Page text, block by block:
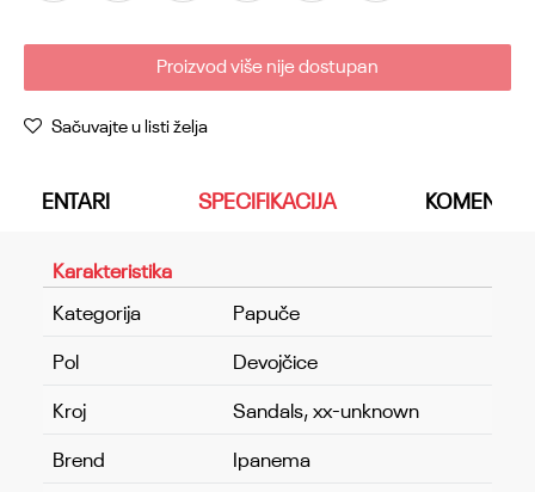
Proizvod više nije dostupan
Sačuvajte u listi želja
SPECIFIKACIJA
Karakteristika
Kategorija
Papuče
Pol
Devojčice
Kroj
Sandals, xx-unknown
Brend
Ipanema